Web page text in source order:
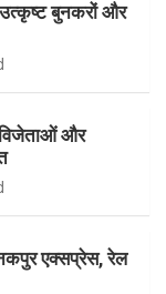
उत्कृष्ट बुनकरों और
और
एक्सप्रेस, रेल